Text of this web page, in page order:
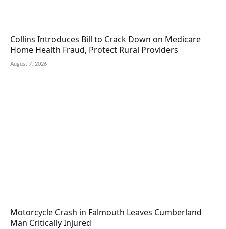
Collins Introduces Bill to Crack Down on Medicare
Home Health Fraud, Protect Rural Providers
August 7, 2026
Motorcycle Crash in Falmouth Leaves Cumberland
Man Critically Injured